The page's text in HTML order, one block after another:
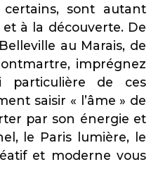
sont autant
à la découverte. De
au Marais, de
imprégnez
particulière de ces
saisir « l’âme » de
par son énergie et
le Paris lumière, le
et moderne vous